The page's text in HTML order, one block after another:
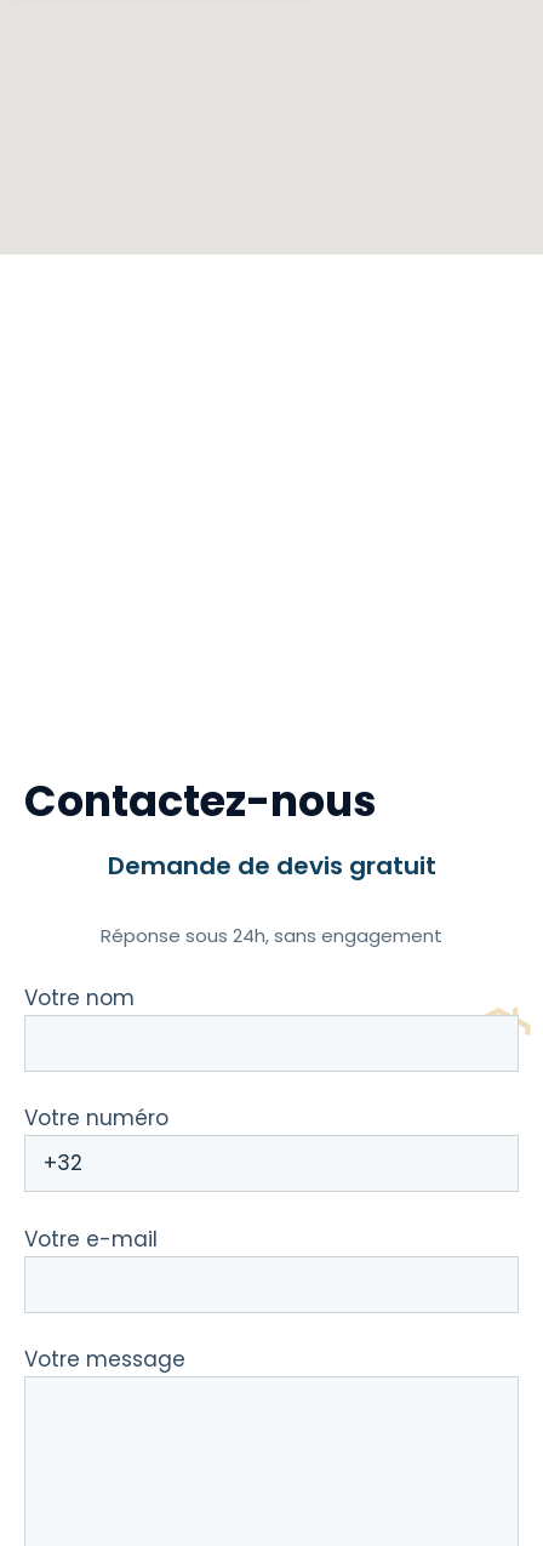
Contactez-nous
Demande de devis gratuit
Réponse sous 24h, sans engagement
Votre nom
Votre numéro
Votre e-mail
Votre message